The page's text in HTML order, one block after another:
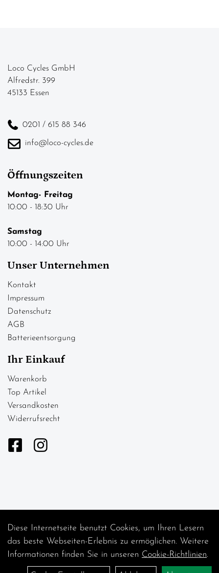
Loco Cycles GmbH
Alfredstr. 399
45133 Essen
0201 / 615 88 346
info@loco-cycles.de
Öffnungszeiten
Montag- Freitag
10:00 - 18:30 Uhr
Samstag
10:00 - 14:00 Uhr
Unser Unternehmen
Kontakt
Impressum
Datenschutz
AGB
Batterieentsorgung
Ihr Einkauf
Warenkorb
Top Artikel
Versandkosten
Widerrufsrecht
Diese Internetseite benutzt Cookies, um Ihren Lesern
das beste Webseiten-Erlebnis zu ermöglichen. Weitere
Informationen finden Sie in unseren Cookie-Richtlinien.
Auftrag widerrufen